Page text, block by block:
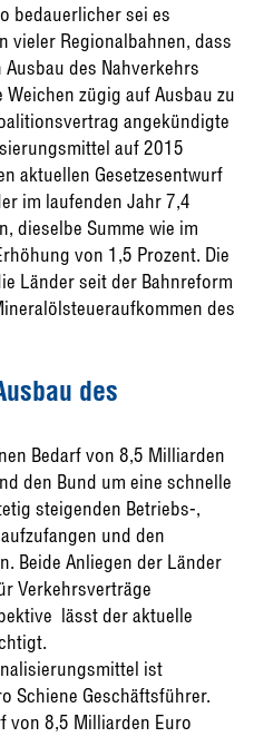
bedauerlicher sei es
vieler Regionalbahnen, dass
des Nahverkehrs
Weichen zügig auf Ausbau zu
angekündigte
auf 2015
aktuellen Gesetzesentwurf
im laufenden Jahr 7,4
dieselbe Summe wie im
von 1,5 Prozent. Die
Länder seit der Bahnreform
des
des
Bedarf von 8,5 Milliarden
den Bund um eine schnelle
steigenden Betriebs-,
und den
Beide Anliegen der Länder 
Verkehrsverträge
 lässt der aktuelle
ist
Schiene Geschäftsführer.
von 8,5 Milliarden Euro